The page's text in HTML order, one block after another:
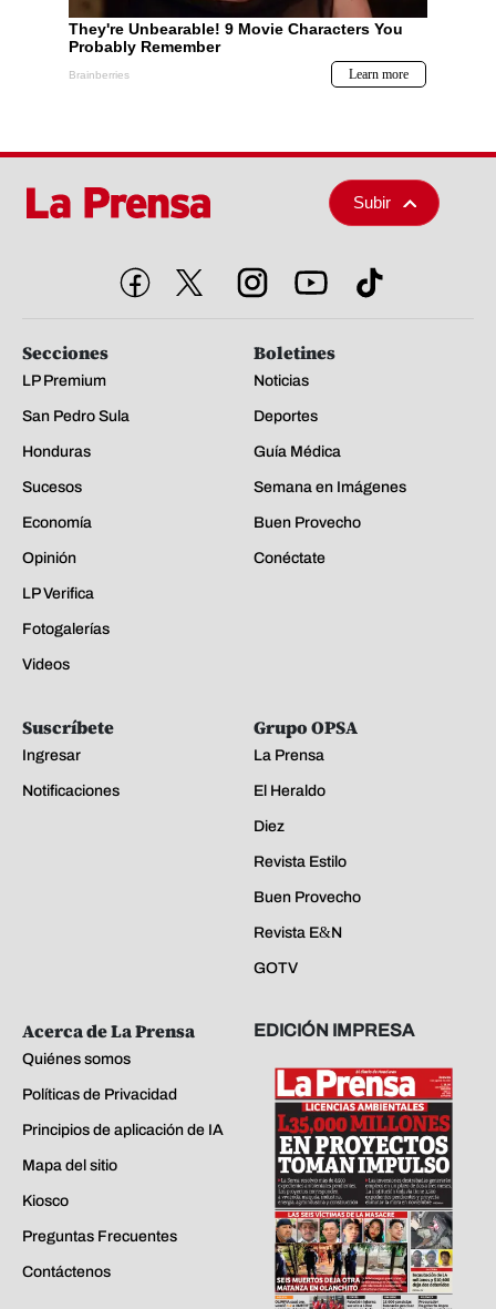
Subir
Secciones
LP Premium
San Pedro Sula
Honduras
Sucesos
Economía
Opinión
LP Verifica
Fotogalerías
Videos
Boletines
Noticias
Deportes
Guía Médica
Semana en Imágenes
Buen Provecho
Conéctate
Suscríbete
Ingresar
Notificaciones
Grupo OPSA
La Prensa
El Heraldo
Diez
Revista Estilo
Buen Provecho
Revista E&N
GOTV
Acerca de La Prensa
Quiénes somos
Políticas de Privacidad
Principios de aplicación de IA
Mapa del sitio
Kiosco
Preguntas Frecuentes
Contáctenos
EDICIÓN IMPRESA